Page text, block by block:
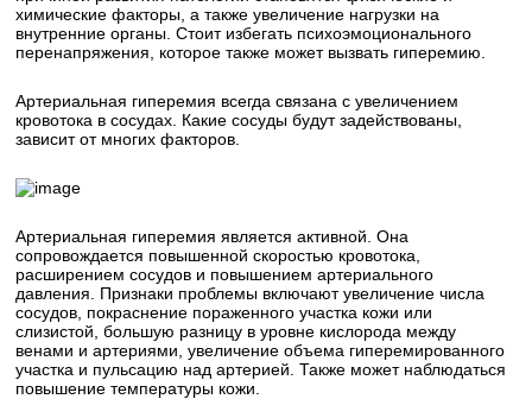
химические факторы, а также увеличение нагрузки на
внутренние органы. Стоит избегать психоэмоционального
перенапряжения, которое также может вызвать гиперемию.
Артериальная гиперемия всегда связана с увеличением
кровотока в сосудах. Какие сосуды будут задействованы,
зависит от многих факторов.
Артериальная гиперемия является активной. Она
сопровождается повышенной скоростью кровотока,
расширением сосудов и повышением артериального
давления. Признаки проблемы включают увеличение числа
сосудов, покраснение пораженного участка кожи или
слизистой, большую разницу в уровне кислорода между
венами и артериями, увеличение объема гиперемированного
участка и пульсацию над артерией. Также может наблюдаться
повышение температуры кожи.